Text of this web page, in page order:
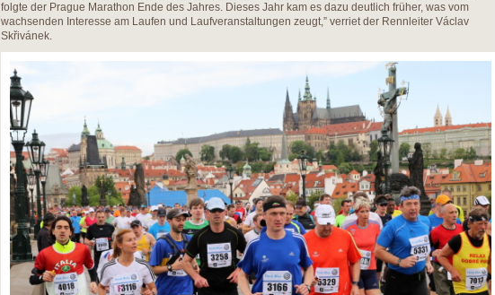
folgte der Prague Marathon Ende des Jahres. Dieses Jahr kam es dazu deutlich früher, was vom
wachsenden Interesse am Laufen und Laufveranstaltungen zeugt,” verriet der Rennleiter Václav
Skřivánek.